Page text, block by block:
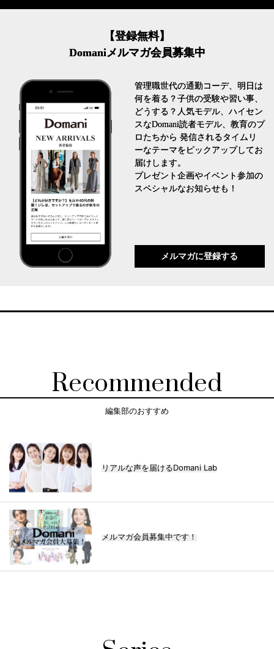
【登録無料】
Domaniメルマガ会員募集中
管理職世代の通勤コーデ、明日は
何を着る？子供の受験や習い事、
どうする？人気モデル、ハイセン
スなDomani読者モデル、教育のプ
ロたちから 発信されるタイムリ
ーなテーマをピックアップしてお
届けします。
プレゼント企画やイベント参加の
スペシャルなお知らせも！
メルマガに登録する
Recommended
編集部のおすすめ
リアルな声を届けるDomani Lab
メルマガ会員募集中です！